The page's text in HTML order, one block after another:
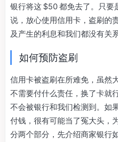
银行将这 $50 都免去了。只要
说，放心使用信用卡，盗刷的
及产生的利息和我们都没有关系
如何预防盗刷
信用卡被盗刷在所难免，虽然
不需要付什么责任，换了卡就
不会被银行和我们检测到。如
付钱，很有可能当了冤大头，
分两个部分，先介绍商家银行